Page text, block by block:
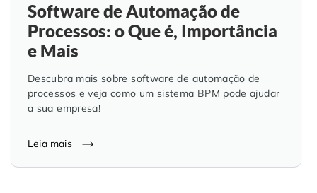
Auditoria de Processos
Transformação Digital
Gestão do Departamento Pessoal
Software de Automação de
Processos: o Que é, Importância
e Mais
Descubra mais sobre software de automação de
processos e veja como um sistema BPM pode ajudar
a sua empresa!
Leia mais